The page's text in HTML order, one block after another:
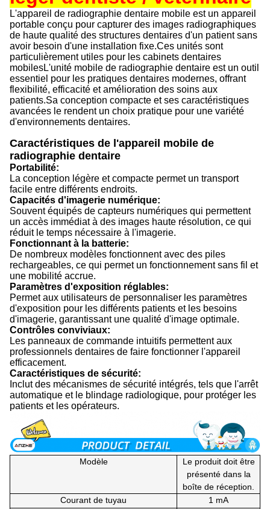
L'appareil de radiographie dentaire mobile est un appareil
portable conçu pour capturer des images radiographiques
de haute qualité des structures dentaires d'un patient sans
avoir besoin d'une installation fixe.Ces unités sont
particulièrement utiles pour les cabinets dentaires
mobilesL'unité mobile de radiographie dentaire est un outil
essentiel pour les pratiques dentaires modernes, offrant
flexibilité, efficacité et amélioration des soins aux
patients.Sa conception compacte et ses caractéristiques
avancées le rendent un choix pratique pour une variété
d'environnements dentaires.
Caractéristiques de l'appareil mobile de
radiographie dentaire
Portabilité:
La conception légère et compacte permet un transport
facile entre différents endroits.
Capacités d'imagerie numérique:
Souvent équipés de capteurs numériques qui permettent
un accès immédiat à des images haute résolution, ce qui
réduit le temps nécessaire à l'imagerie.
Fonctionnant à la batterie:
De nombreux modèles fonctionnent avec des piles
rechargeables, ce qui permet un fonctionnement sans fil et
une mobilité accrue.
Paramètres d'exposition réglables:
Permet aux utilisateurs de personnaliser les paramètres
d'exposition pour les différents patients et les besoins
d'imagerie, garantissant une qualité d'image optimale.
Contrôles conviviaux:
Les panneaux de commande intuitifs permettent aux
professionnels dentaires de faire fonctionner l'appareil
efficacement.
Caractéristiques de sécurité:
Inclut des mécanismes de sécurité intégrés, tels que l'arrêt
automatique et le blindage radiologique, pour protéger les
patients et les opérateurs.
Modèle
Le produit doit être
présenté dans la
boîte de réception.
Courant de tuyau
1 mA